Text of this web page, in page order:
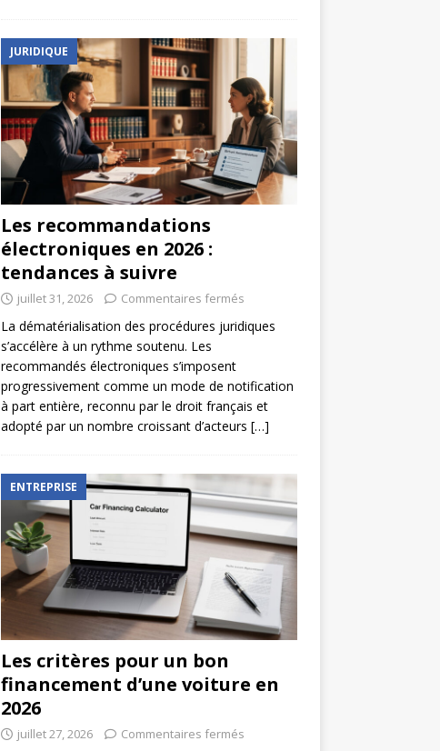
JURIDIQUE
Les recommandations
électroniques en 2026 :
tendances à suivre
juillet 31, 2026 Commentaires fermés
La dématérialisation des procédures juridiques
s’accélère à un rythme soutenu. Les
recommandés électroniques s’imposent
progressivement comme un mode de notification
à part entière, reconnu par le droit français et
adopté par un nombre croissant d’acteurs […]
ENTREPRISE
Les critères pour un bon
financement d’une voiture en
2026
juillet 27, 2026 Commentaires fermés